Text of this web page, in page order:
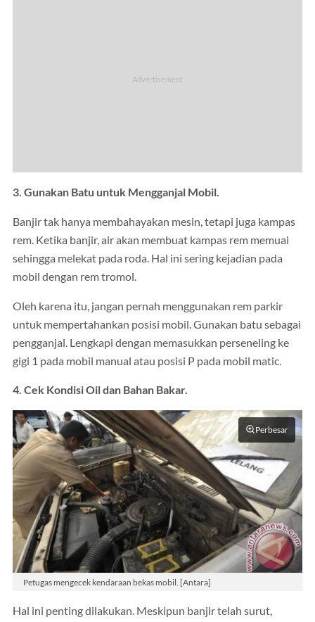
3. Gunakan Batu untuk Mengganjal Mobil.
Banjir tak hanya membahayakan mesin, tetapi juga kampas
rem. Ketika banjir, air akan membuat kampas rem memuai
sehingga melekat pada roda. Hal ini sering kejadian pada
mobil dengan rem tromol.
Oleh karena itu, jangan pernah menggunakan rem parkir
untuk mempertahankan posisi mobil. Gunakan batu sebagai
pengganjal. Lengkapi dengan memasukkan perseneling ke
gigi 1 pada mobil manual atau posisi P pada mobil matic.
4. Cek Kondisi Oil dan Bahan Bakar.
Perbesar
Petugas mengecek kendaraan bekas mobil. [Antara]
Hal ini penting dilakukan. Meskipun banjir telah surut,